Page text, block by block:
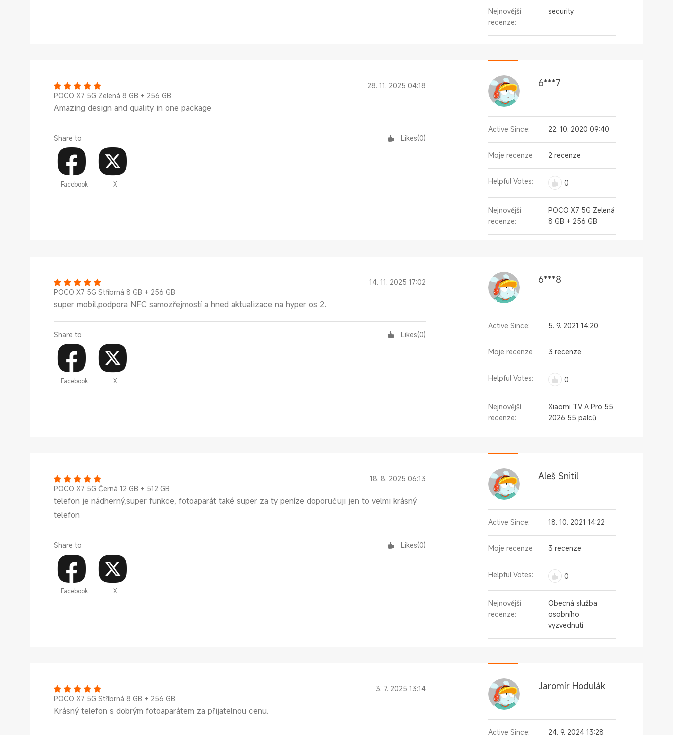
Nejnovější
recenze:
security
28. 11. 2025 04:18
POCO X7 5G Zelená 8 GB + 256 GB
Amazing design and quality in one package
Share to
Facebook X
Likes(0)
6***7
Active Since: 22. 10. 2020 09:40
Moje recenze 2 recenze
Helpful Votes: 0
Nejnovější
recenze:
POCO X7 5G Zelená
8 GB + 256 GB
14. 11. 2025 17:02
POCO X7 5G Stříbrná 8 GB + 256 GB
super mobil,podpora NFC samozřejmostí a hned aktualizace na hyper os 2.
Share to
Facebook X
Likes(0)
6***8
Active Since: 5. 9. 2021 14:20
Moje recenze 3 recenze
Helpful Votes: 0
Nejnovější
recenze:
Xiaomi TV A Pro 55
2026 55 palců
18. 8. 2025 06:13
POCO X7 5G Černá 12 GB + 512 GB
telefon je nádherný,super funkce, fotoaparát také super za ty peníze doporučuji jen to velmi krásný
telefon
Share to
Facebook X
Likes(0)
Aleš Snitil
Active Since: 18. 10. 2021 14:22
Moje recenze 3 recenze
Helpful Votes: 0
Nejnovější
recenze:
Obecná služba
osobního
vyzvednutí
3. 7. 2025 13:14
POCO X7 5G Stříbrná 8 GB + 256 GB
Krásný telefon s dobrým fotoaparátem za přijatelnou cenu.
Jaromír Hodulák
Active Since: 24. 9. 2024 13:28